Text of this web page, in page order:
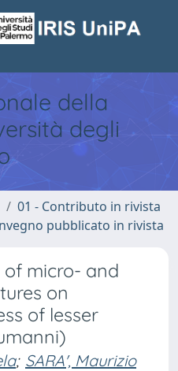
della
degli
01 - Contributo in rivista
pubblicato in rivista
micro- and
on
of lesser
; SARA', Maurizio